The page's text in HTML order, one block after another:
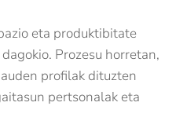
eta produktibitate
Prozesu horretan,
profilak dituzten
pertsonalak eta